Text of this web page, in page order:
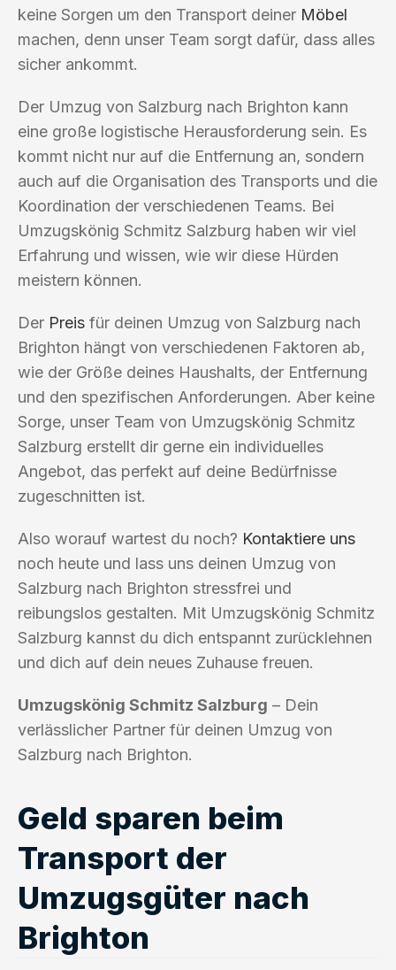
keine Sorgen um den Transport deiner Möbel
machen, denn unser Team sorgt dafür, dass alles
sicher ankommt.
Der Umzug von Salzburg nach Brighton kann
eine große logistische Herausforderung sein. Es
kommt nicht nur auf die Entfernung an, sondern
auch auf die Organisation des Transports und die
Koordination der verschiedenen Teams. Bei
Umzugskönig Schmitz Salzburg haben wir viel
Erfahrung und wissen, wie wir diese Hürden
meistern können.
Der Preis für deinen Umzug von Salzburg nach
Brighton hängt von verschiedenen Faktoren ab,
wie der Größe deines Haushalts, der Entfernung
und den spezifischen Anforderungen. Aber keine
Sorge, unser Team von Umzugskönig Schmitz
Salzburg erstellt dir gerne ein individuelles
Angebot, das perfekt auf deine Bedürfnisse
zugeschnitten ist.
Also worauf wartest du noch? Kontaktiere uns
noch heute und lass uns deinen Umzug von
Salzburg nach Brighton stressfrei und
reibungslos gestalten. Mit Umzugskönig Schmitz
Salzburg kannst du dich entspannt zurücklehnen
und dich auf dein neues Zuhause freuen.
Umzugskönig Schmitz Salzburg – Dein
verlässlicher Partner für deinen Umzug von
Salzburg nach Brighton.
Geld sparen beim
Transport der
Umzugsgüter nach
Brighton